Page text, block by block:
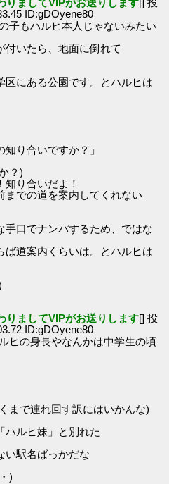
りましてVIPがお送りします[] 投
ID:gDOyene80
子もハルヒ本人じゃないみたい
付いたら、地面に倒れて
区にある公園です。とハルヒは
知り合いですか？」
？)
知り合いだよ！
までの道を案内してくれない
手口でナンパするため、ではな
ば道案内くらいは。とハルヒは
りましてVIPがお送りします[] 投
ID:gDOyene80
ヒの身長やなんかは中学生の頃
まで連れ回す訳にはいかんな)
ハルヒ妹」と別れた
い駅名ばっかだな
)